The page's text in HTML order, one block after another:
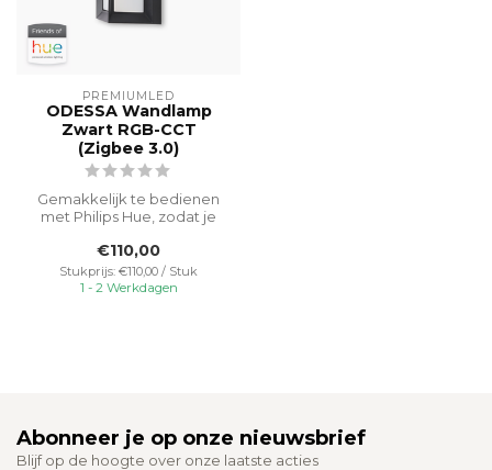
PREMIUMLED
ODESSA Wandlamp
Zwart RGB-CCT
(Zigbee 3.0)
Gemakkelijk te bedienen
met Philips Hue, zodat je
sfeer...
€110,00
Stukprijs: €110,00 / Stuk
1 - 2 Werkdagen
Abonneer je op onze nieuwsbrief
Blijf op de hoogte over onze laatste acties